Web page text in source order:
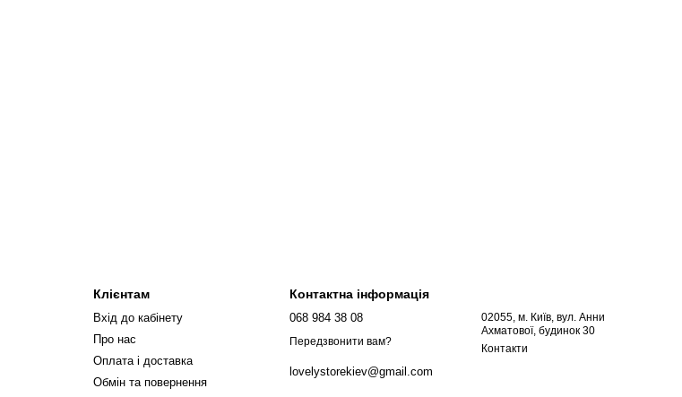
Клієнтам
Вхід до кабінету
Про нас
Оплата і доставка
Обмін та повернення
Контактна інформація
068 984 38 08
Передзвонити вам?
lovelystorekiev@gmail.com
02055, м. Київ, вул. Анни
Ахматової, будинок 30
Контакти